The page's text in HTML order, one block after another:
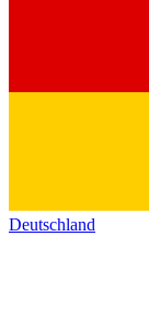
Deutschland